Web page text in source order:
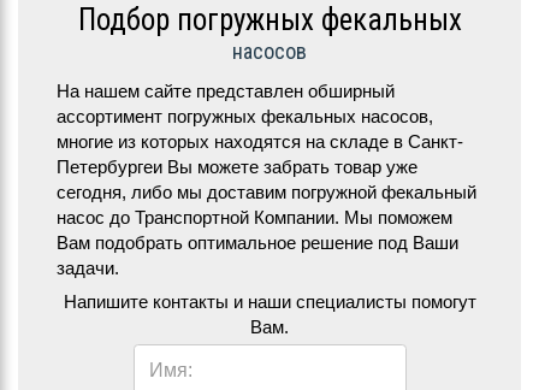
Подбор погружных фекальных
насосов
На нашем сайте представлен обширный
ассортимент погружных фекальных насосов,
многие из которых находятся на складе в Санкт-
Петербургеи Вы можете забрать товар уже
сегодня, либо мы доставим погружной фекальный
насос до Транспортной Компании. Мы поможем
Вам подобрать оптимальное решение под Ваши
задачи.
Напишите контакты и наши специалисты помогут
Вам.
Имя: